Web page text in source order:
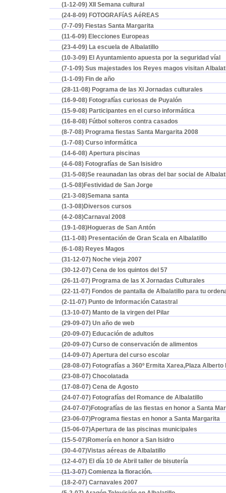
(1-12-09) XII Semana cultural
(24-8-09) FOTOGRAFíAS AéREAS
(7-7-09) Fiestas Santa Margarita
(11-6-09) Elecciones Europeas
(23-4-09) La escuela de Albalatillo
(10-3-09) El Ayuntamiento apuesta por la seguridad víal
(7-1-09) Sus majestades los Reyes magos visitan
(1-1-09) Fin de año
(28-11-08) Pograma de las XI Jornadas culturales
(16-9-08) Fotografías curiosas de Puyalón
(15-9-08) Participantes en el curso informática
(16-8-08) Fútbol solteros contra casados
(8-7-08) Programa fiestas Santa Margarita 2008
(1-7-08) Curso informática
(14-6-08) Apertura piscinas
(4-6-08) Fotografías de San Isisidro
(31-5-08)Se reaunadan las obras del bar social de
(1-5-08)Festividad de San Jorge
(21-3-08)Semana santa
(1-3-08)Diversos cursos
(4-2-08)Carnaval 2008
(19-1-08)Hogueras de San Antón
(11-1-08) Presentación de Gran Scala en Albalatillo
(6-1-08) Reyes Magos
(31-12-07) Noche vieja 2007
(30-12-07) Cena de los quintos del 57
(26-11-07) Programa de las X Jornadas Culturales
(22-11-07) Fondos de pantalla de Albalatillo para tu
(2-11-07) Punto de Información Catastral
(13-10-07) Manto de la virgen del Pilar
(29-09-07) Un año de web
(20-09-07) Educación de adultos
(20-09-07) Curso de conservación de alimentos
(14-09-07) Apertura del curso escolar
(28-08-07) Fotografías a 360º Ermita Xarea,Plaza Alberto
(23-08-07) Chocolatada
(17-08-07) Cena de Agosto
(24-07-07) Fotografías del Romance de Albalatillo
(24-07-07)Fotografías de las fiestas en honor a Santa
(23-06-07)Programa fiestas en honor a Santa Margarita
(15-06-07)Apertura de las piscinas municipales
(15-5-07)Romería en honor a San Isidro
(30-4-07)Vistas aéreas de Albalatillo
(12-4-07) El día 10 de Abril taller de bisutería
(11-3-07) Comienza la floración.
(18-2-07) Carnavales 2007